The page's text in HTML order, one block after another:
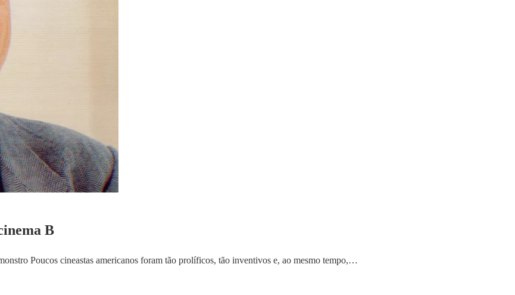
B
Poucos cineastas americanos foram tão prolíficos, tão inventivos e, ao mesmo tempo,…